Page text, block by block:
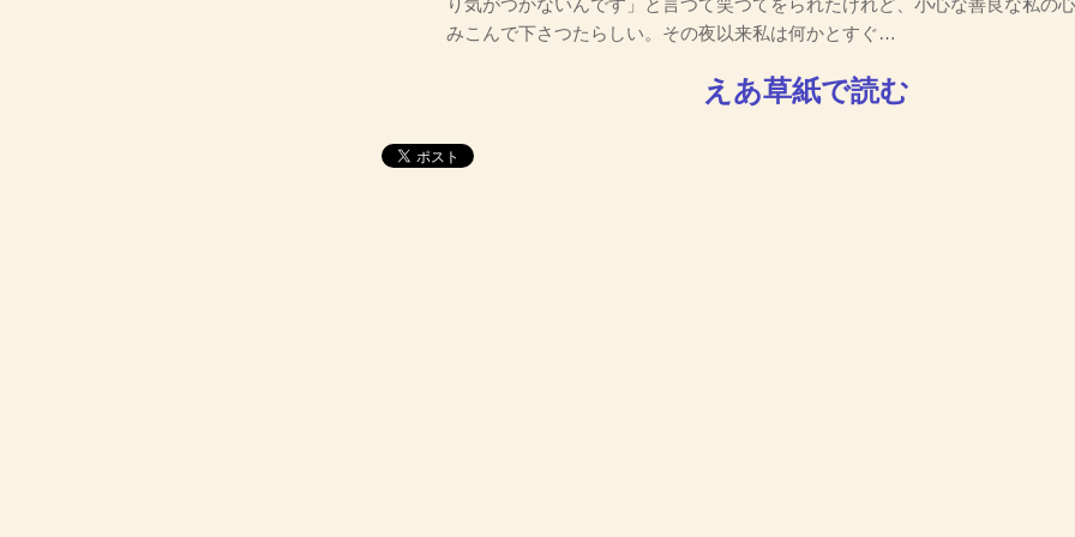
り気がつかないんです」と言つて笑つてをられたけれど、小心な善良な私の
みこんで下さつたらしい。その夜以来私は何かとすぐ…
えあ草紙で読む